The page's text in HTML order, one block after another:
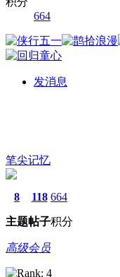
664
发消息
笔尖记忆
8
主题
118
帖子
664
积分
高级会员